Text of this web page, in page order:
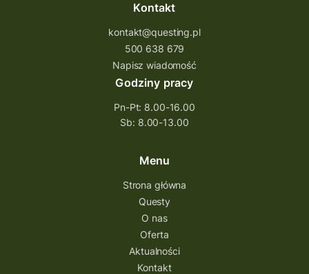
Kontakt
kontakt@questing.pl
500 638 679
Napisz wiadomość
Godziny pracy
Pn-Pt: 8.00-16.00
Sb: 8.00-13.00
Menu
Strona główna
Questy
O nas
Oferta
Aktualności
Kontakt